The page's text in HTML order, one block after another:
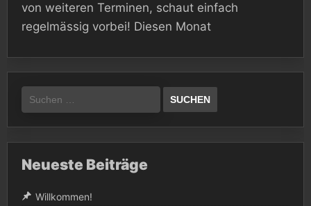
von weiteren Terminen, schaut einfach
regelmässig vorbei! Diesen Monat
Suchen
nach:
Neueste Beiträge
Willkommen!